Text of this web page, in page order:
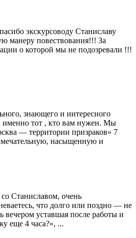
экскурсоводу Станиславу
манеру повествования!!! За
о которой мы не подозревали !!!
знающего и интересного
именно тот , кто вам нужен. Мы
— территории призраков» 7
насыщенную и
со Станиславом, очень
что долго или поздно — не
вечером уставшая после работы и
еще 4 часа?», ...